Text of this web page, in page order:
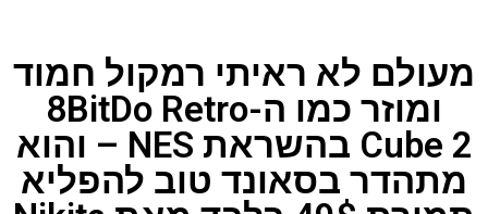
מעולם לא ראיתי רמקול חמוד
ומוזר כמו ה-8BitDo Retro
Cube 2 בהשראת NES – והוא
מתהדר בסאונד טוב להפליא